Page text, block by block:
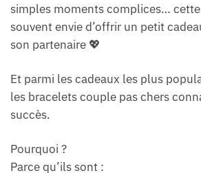
simples moments complices…
souvent envie d’offrir un petit
son partenaire 💖
Et parmi les cadeaux les plus
les bracelets couple pas chers
succès.
Pourquoi ?
Parce qu’ils sont :